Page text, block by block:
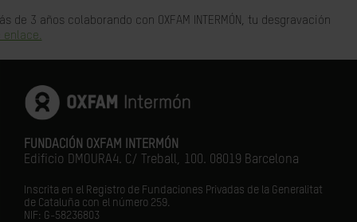
3 años colaborando con OXFAM INTERMÓN, tu desgravación
enlace.
FUNDACIÓN OXFAM INTERMÓN
Edificio DMOURA4. C/ Treball, 100. 08019 Barcelona
Inscrita en el Registro de Fundaciones Privadas de la Generalitat
de Cataluña con el número 259.
NIF: G-58236803